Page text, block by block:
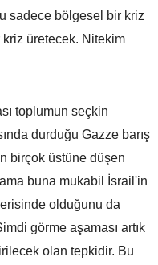
sadece bölgesel bir kriz
üretecek. Nitekim
toplumun seçkin
durduğu Gazze barış
birçok üstüne düşen
buna mukabil İsrail'in
olduğunu da
görme aşaması artık
olan tepkidir. Bu